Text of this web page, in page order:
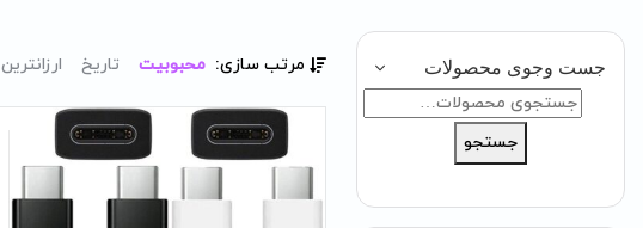
جست وجوی محصولات
جستجو
جستجو
مرتب سازی: محبوبیت تاریخ ارزانترین